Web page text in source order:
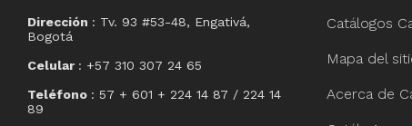
Dirección : Tv. 93 #53-48, Engativá,
Bogotá
Celular : +57 310 307 24 65
Teléfono : 57 + 601 + 224 14 87 / 224 14
89
Catálogos
Mapa del
Acerca de